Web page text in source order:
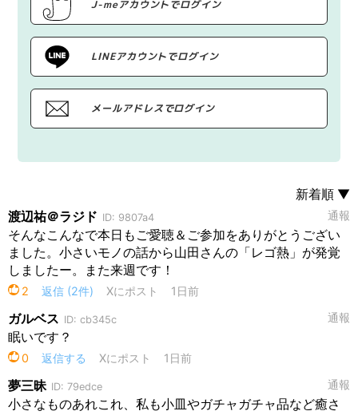
J-meアカウントでログイン
LINEアカウントでログイン
メールアドレスでログイン